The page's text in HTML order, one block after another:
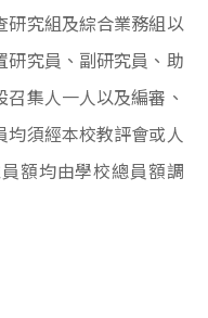
研究組及綜合業務組以
研究員、副研究員、助
集人一人以及編審、
須經本校教評會或人
額均由學校總員額調